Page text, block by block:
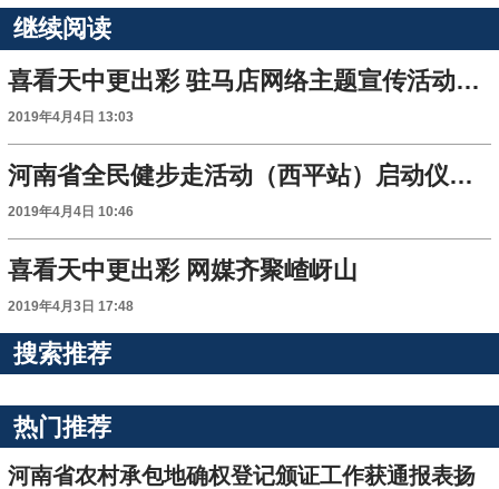
继续阅读
喜看天中更出彩 驻马店网络主题宣传活动启动
2019年4月4日 13:03
河南省全民健步走活动（西平站）启动仪式举行
2019年4月4日 10:46
喜看天中更出彩 网媒齐聚嵖岈山
2019年4月3日 17:48
搜索推荐
热门推荐
河南省农村承包地确权登记颁证工作获通报表扬